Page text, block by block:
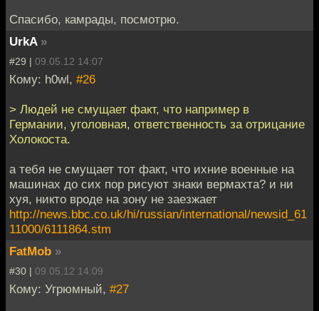
Спасибо, камрады, посмотрю.
UrkA »
#29 | 09.05.12 14:07
Кому: h0wl, #26
> Людей не смущает факт, что например в
Германии, уголовная, ответственность за отрицание
Холокоста.
а тебя не смущает тот факт, что ихние военные на
машинах до сих пор рисуют знаки вермахта? и ни
хуя, никто вроде на зону не заезжает
http://news.bbc.co.uk/hi/russian/international/newsid_61
11000/6111864.stm
FatMob »
#30 | 09.05.12 14:09
Кому: Угрюмный, #27